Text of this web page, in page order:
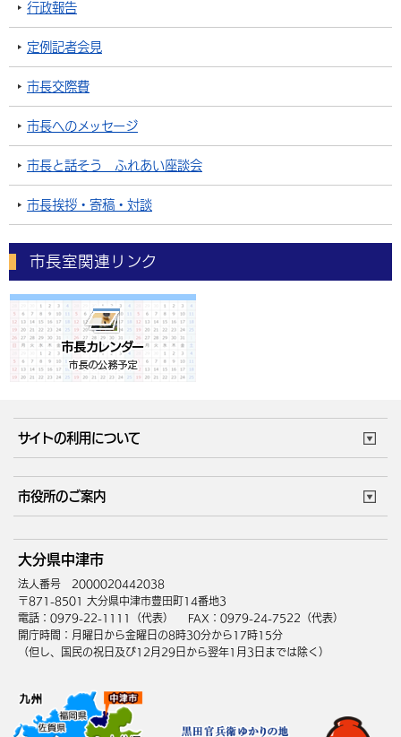
行政報告
定例記者会見
市長交際費
市長へのメッセージ
市長と話そう ふれあい座談会
市長挨拶・寄稿・対談
市長室関連リンク
サイトの利用について
サイトマップ
市役所のご案内
庁舎地図 組織案内
中津市へのアクセス
大分県中津市
法人番号 2000020442038
〒871-8501 大分県中津市豊田町14番地3
電話：0979-22-1111（代表）
FAX：0979-24-7522（代表）
開庁時間：月曜日から金曜日の8時30分から17時15分
（但し、国民の祝日及び12月29日から翌年1月3日までは除く）